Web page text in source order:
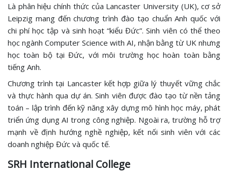
Là phân hiệu chính thức của Lancaster University (UK), cơ sở
Leipzig mang đến chương trình đào tạo chuẩn Anh quốc với
chi phí học tập và sinh hoạt “kiểu Đức”. Sinh viên có thể theo
học ngành Computer Science with AI, nhận bằng từ UK nhưng
học toàn bộ tại Đức, với môi trường học hoàn toàn bằng
tiếng Anh.
Chương trình tại Lancaster kết hợp giữa lý thuyết vững chắc
và thực hành qua dự án. Sinh viên được đào tạo từ nền tảng
toán – lập trình đến kỹ năng xây dựng mô hình học máy, phát
triển ứng dụng AI trong công nghiệp. Ngoài ra, trường hỗ trợ
mạnh về định hướng nghề nghiệp, kết nối sinh viên với các
doanh nghiệp Đức và quốc tế.
SRH International College